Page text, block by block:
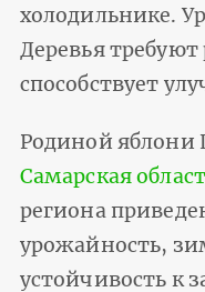
холодильнике.
Деревья
способствует
Родиной яблони
Самарская
региона
урожайность,
устойчивость к